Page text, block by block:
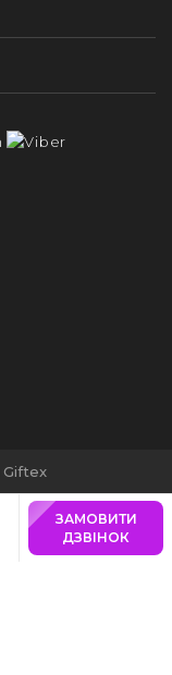
Giftex
ЗАМОВИТИ
ДЗВІНОК